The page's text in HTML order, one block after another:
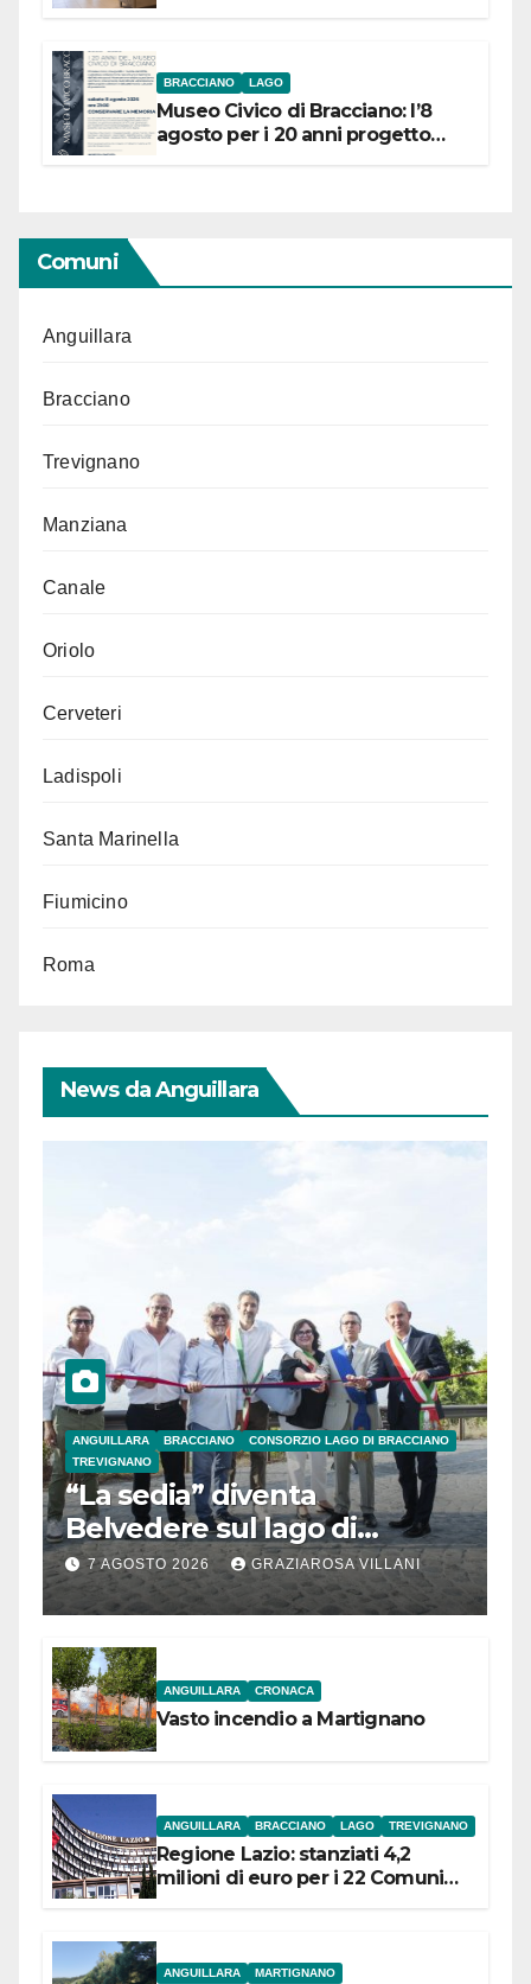
BRACCIANO LAGO
Museo Civico di Bracciano: l’8
agosto per i 20 anni progetto
Comuni
Anguillara
Bracciano
Trevignano
Manziana
Canale
Oriolo
Cerveteri
Ladispoli
Santa Marinella
Fiumicino
Roma
News da Anguillara
ANGUILLARA BRACCIANO
CONSORZIO LAGO DI BRACCIANO
TREVIGNANO
“La sedia” diventa
Belvedere sul lago di
Bracciano: ieri
l’inaugurazione
7 AGOSTO 2026 GRAZIAROSA VILLANI
ANGUILLARA CRONACA
Vasto incendio a Martignano
ANGUILLARA BRACCIANO LAGO TREVIGNANO
Regione Lazio: stanziati 4,2
milioni di euro per i 22 Comuni
ANGUILLARA MARTIGNANO